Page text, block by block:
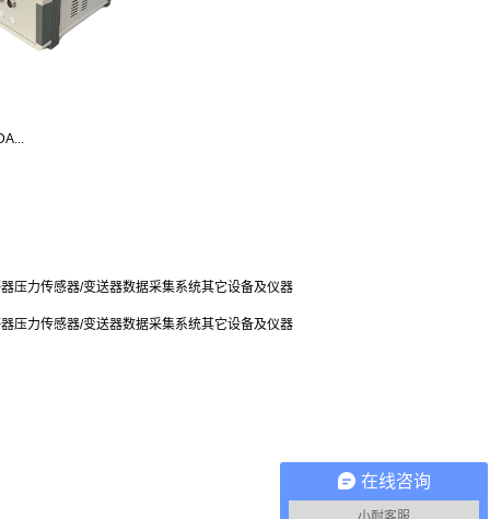
压力传感器/变送器数据采集系统其它设备及仪器
压力传感器/变送器数据采集系统其它设备及仪器
在线咨询